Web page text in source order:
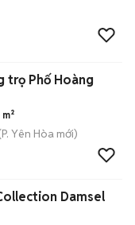
trọ Phố Hoàng
P. Yên Hòa mới)
Damsel